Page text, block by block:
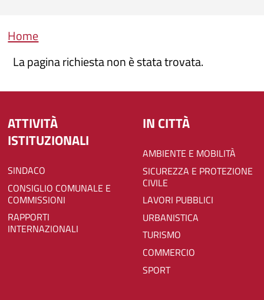
Briciole di pane
Home
La pagina richiesta non è stata trovata.
ATTIVITÀ
ISTITUZIONALI
SINDACO
CONSIGLIO COMUNALE E
COMMISSIONI
RAPPORTI
INTERNAZIONALI
IN CITTÀ
AMBIENTE E MOBILITÀ
SICUREZZA E PROTEZIONE
CIVILE
LAVORI PUBBLICI
URBANISTICA
TURISMO
COMMERCIO
SPORT